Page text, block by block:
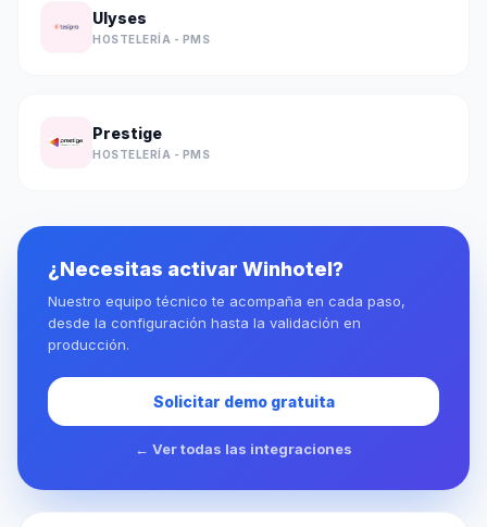
Ulyses
HOSTELERÍA - PMS
Prestige
HOSTELERÍA - PMS
¿Necesitas activar Winhotel?
Nuestro equipo técnico te acompaña en cada paso,
desde la configuración hasta la validación en
producción.
Solicitar demo gratuita
← Ver todas las integraciones